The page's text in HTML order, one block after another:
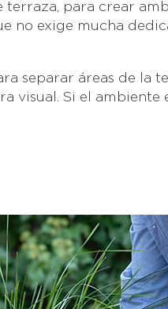
para crear
no exige mucha
separar áreas de la
visual. Si el ambiente